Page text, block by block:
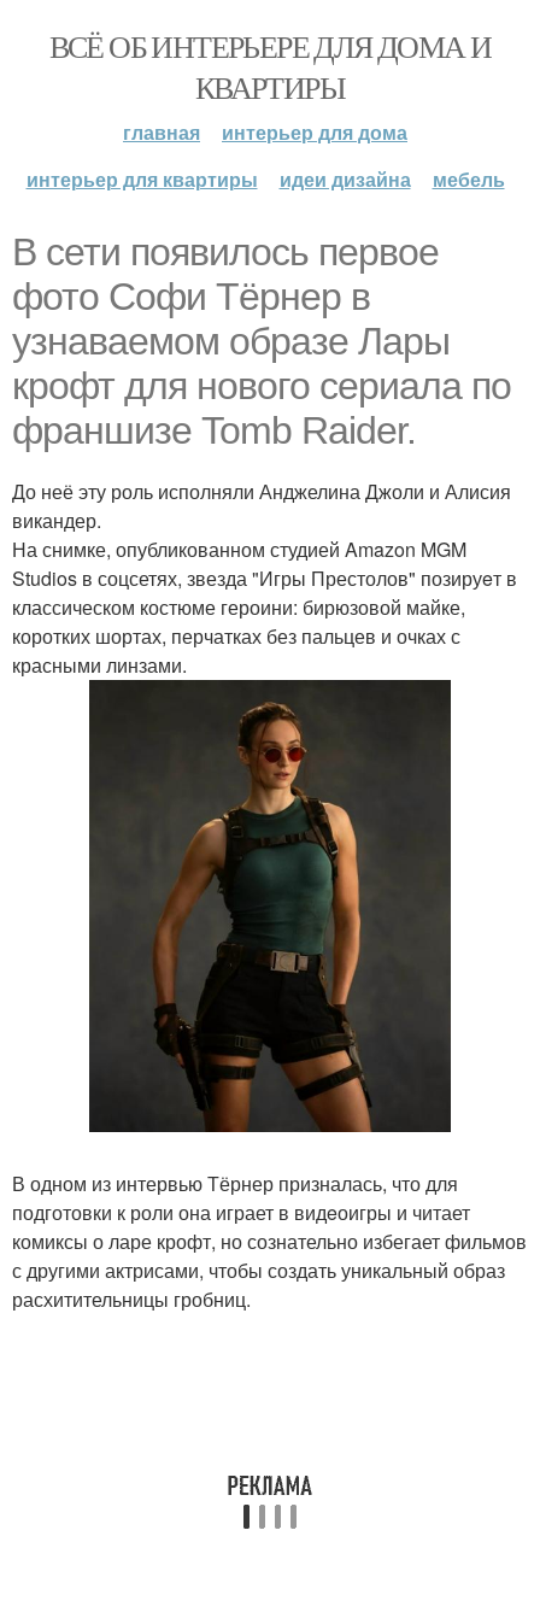
ВСЁ ОБ ИНТЕРЬЕРЕ ДЛЯ ДОМА И
КВАРТИРЫ
главная
интерьер для дома
интерьер для квартиры
идеи дизайна мебель
В сети появилось первое
фото Софи Тёрнер в
узнаваемом образе Лары
крофт для нового сериала по
франшизе Tomb Raider.
До неё эту роль исполняли Анджелина Джоли и Алисия
викандер.
На снимке, опубликованном студией Amazon MGM
Studios в соцсетях, звезда "Игры Престолов" позируeт в
классическом костюме героини: бирюзовой майке,
коротких шортах, перчатках без пальцев и очках с
красными линзами.
В одном из интервью Тёрнер призналась, что для
подготовки к роли она играет в видeоигры и читает
комиксы о ларе крофт, но сознательно избегает фильмов
с другими актрисами, чтобы создать уникальный образ
расхитительницы гробниц.